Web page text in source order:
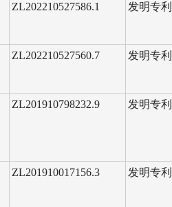
ZL202210527586.1 发明专利
ZL202210527560.7 发明专利
ZL201910798232.9 发明专利
ZL201910017156.3 发明专利